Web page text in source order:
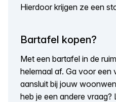
Hierdoor krijgen ze een
Bartafel kopen?
Met een bartafel in de
helemaal af. Ga voor een
aansluit bij jouw
heb je een andere